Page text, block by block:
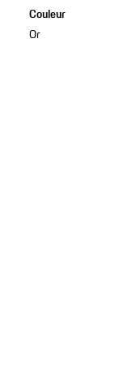
Couleur
Or